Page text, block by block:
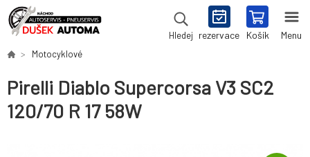
Hledej rezervace Košík Menu
Motocyklové
Pirelli Diablo Supercorsa V3 SC2
120/70 R 17 58W